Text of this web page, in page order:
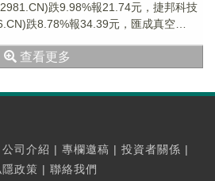
跌9.98%報21.74元，捷邦科技
跌8.78%報34.39元，匯成真空
查看更多
公司介紹 | 專欄邀稿 | 投資者關係 |
隱政策 | 聯絡我們